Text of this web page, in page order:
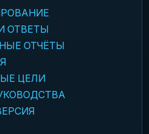
ОТВЕТЫ
ОТЧЁТЫ
ЦЕЛИ